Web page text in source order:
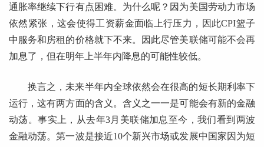
通胀率继续下行有点困难。为什么呢？因为美国劳动力市场
依然紧张，这会使得工资薪金面临上行压力，因此CPI篮子
中服务和房租的价格就下不来。因此尽管美联储可能不会再
加息了，但在明年上半年内降息的可能性较低。
换言之，未来半年内全球依然会在很高的短长期利率下
运行，这有两方面的含义。含义之一一是可能会有新的金融
动荡。事实上，从去年3月美联储加息至今，我们看到两波
金融动荡。第一波是接近10个新兴市场或发展中国家因为短